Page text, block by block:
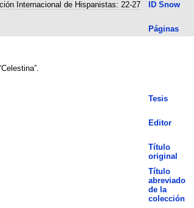
Internacional de Hispanistas: 22-27
ID Snow
Páginas
Tesis
Editor
Título
original
Título
abreviado
de la
colección